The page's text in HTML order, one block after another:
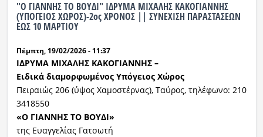
"Ο ΓΙΑΝΝΗΣ ΤΟ ΒΟΥΔΙ" ΙΔΡΥΜΑ ΜΙΧΑΛΗΣ ΚΑΚΟΓΙΑΝΝΗΣ
(ΥΠΟΓΕΙΟΣ ΧΩΡΟΣ)-2ος ΧΡΟΝΟΣ || ΣΥΝΕΧΙΣΗ ΠΑΡΑΣΤΑΣΕΩΝ
ΕΩΣ 10 ΜΑΡΤΙΟΥ
Πέμπτη, 19/02/2026 - 11:37
ΙΔΡΥΜΑ ΜΙΧΑΛΗΣ ΚΑΚΟΓΙΑΝΝΗΣ –
Ειδικά διαμορφωμένος Υπόγειος Χώρος
Πειραιώς 206 (ύψος Χαμοστέρνας), Ταύρος, τηλέφωνο: 210
3418550
«Ο ΓΙΑΝΝΗΣ ΤΟ ΒΟΥΔΙ»
της Ευαγγελίας Γατσωτή